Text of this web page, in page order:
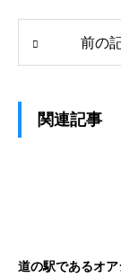
前の
関連記事
道の駅であるオ